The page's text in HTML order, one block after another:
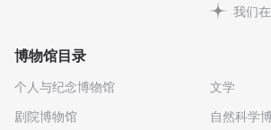
我们
博物馆目录
个人与纪念博物馆
剧院博物馆
文学
自然科学